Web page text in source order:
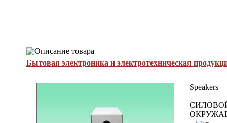
Описание товара
Бытовая электроника и электротехническая
Speakers